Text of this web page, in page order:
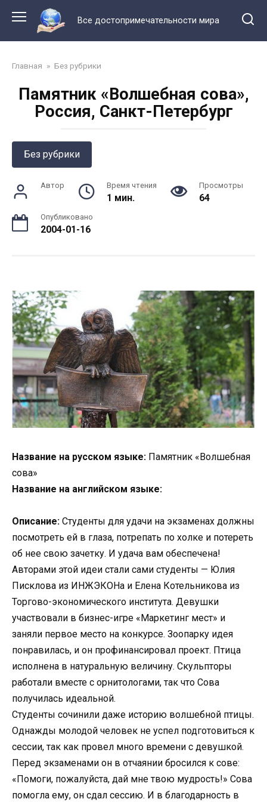
контенту
Все достопримечательности мира
Главная » Без рубрики
Памятник «Волшебная сова»,
Россия, Санкт-Петербург
Без рубрики
Автор Время чтения
1 мин.
Просмотры
64
Опубликовано
2004-01-16
Название на русском языке: Памятник «Волшебная
сова»
Название на английском языке:
Описание: Студенты для удачи на экзаменах должны
посмотреть ей в глаза, потрепать по холке и потереть
об нее свою зачетку. И удача вам обеспечена!
Авторами этой идеи стали сами студенты — Юлия
Писклова из ИНЖЭКОНа и Елена Котельникова из
Торгово-экономического института. Девушки
участвовали в бизнес-игре «Маркетинг мест» и
заняли первое место на конкурсе. Зоопарку идея
понравилась, и он профинансировал проект. Птица
исполнена в натуральную величину. Скульпторы
работали вместе с орнитологами, так что Сова
получилась идеальной.
Студенты сочинили даже историю волшебной птицы.
Однажды молодой человек не успел подготовиться к
сессии, так как провел много времени с девушкой.
Перед экзаменами он в отчаянии бросился к сове:
«Помоги, пожалуйста, дай мне твою мудрость!» Сова
помогла ему, он сдал сессию. И в благодарность в